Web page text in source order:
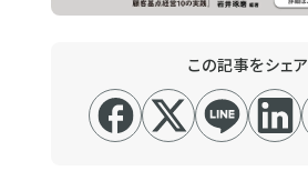
この記事をシェア